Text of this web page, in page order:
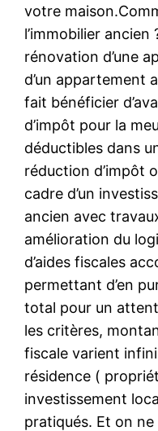
votre
l’immobilier ancien
rénovation d’une
d’un appartement
fait bénéficier
d’impôt pour la
déductibles dans
réduction d’impôt
cadre d’un
ancien avec
amélioration du
d’aides fiscales
permettant d’en
total pour un
les critères,
fiscale varient
résidence (
investissement
pratiqués. Et on